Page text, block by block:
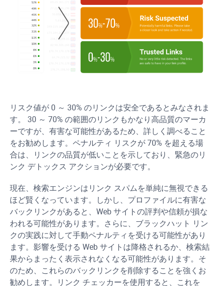
リスク値が 0 ～ 30% のリンクは安全であるとみなされま
す。 30 ～ 70% の範囲のリンクもかなり高品質のマーカ
ーですが、有害な可能性があるため、詳しく調べること
をお勧めします。ペナルティ リスクが 70% を超える場
合は、リンクの品質が低いことを示しており、緊急のリ
ンク デトックス アクションが必要です。
現在、検索エンジンはリンク スパムを単純に無視できる
ほど賢くなっています。しかし、プロファイルに有害な
バックリンクがあると、Web サイトの評判や信頼が損な
われる可能性があります。さらに、ブラックハット リン
クの実践に対して手動ペナルティを受ける可能性があり
ます。影響を受ける Web サイトは降格されるか、検索結
果からまったく表示されなくなる可能性があります。そ
のため、これらのバックリンクを削除することを強くお
勧めします。リンク チェッカーを使用すると、これを